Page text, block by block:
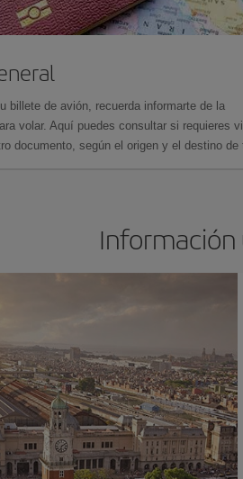
billete de avión, recuerda informarte de la
volar. Aquí puedes consultar si requieres
documento, según el origen y el destino de
Información